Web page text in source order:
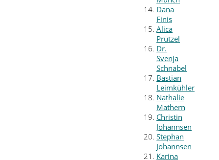
Dana
Finis
Alica
Prützel
Dr.
Svenja
Schnabel
Bastian
Leimkühler
Nathalie
Mathern
Christin
Johannsen
Stephan
Johannsen
Karina